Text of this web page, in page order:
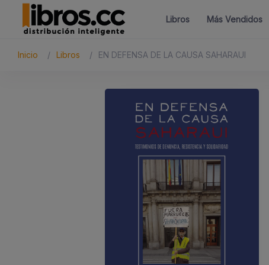
Libros Más Vendidos
Inicio Libros EN DEFENSA DE LA CAUSA SAHARAUI